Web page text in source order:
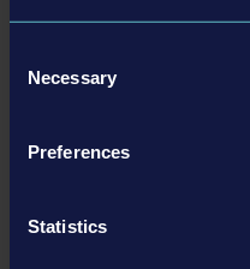
Selection
Necessary
Preferences
Statistics
Memory:8 GB
VRAM) or higher
GmbH © Unreal®,
marks or registered
the USA and elsewhere.
Data Visualization,